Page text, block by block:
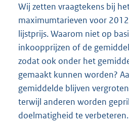
Wij zetten vraagtekens bij
maximumtarieven voor
lijstprijs. Waarom niet op
inkoopprijzen of de
zodat ook onder het
gemaakt kunnen worden?
gemiddelde blijven
terwijl anderen worden
doelmatigheid te verbeteren.